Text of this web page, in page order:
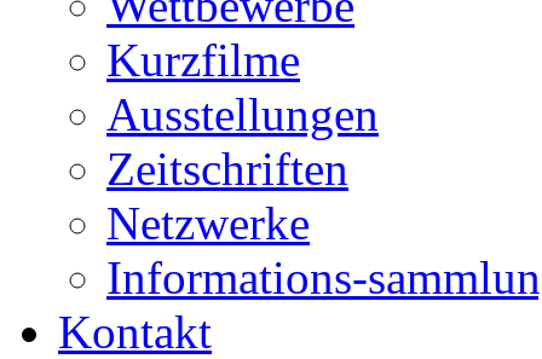
Kurzfilme
Ausstellungen
Zeitschriften
Netzwerke
Informations-
Kontakt